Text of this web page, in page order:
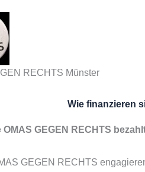
RECHTS Münster
Wie finanzieren
OMAS GEGEN RECHTS
GEGEN RECHTS